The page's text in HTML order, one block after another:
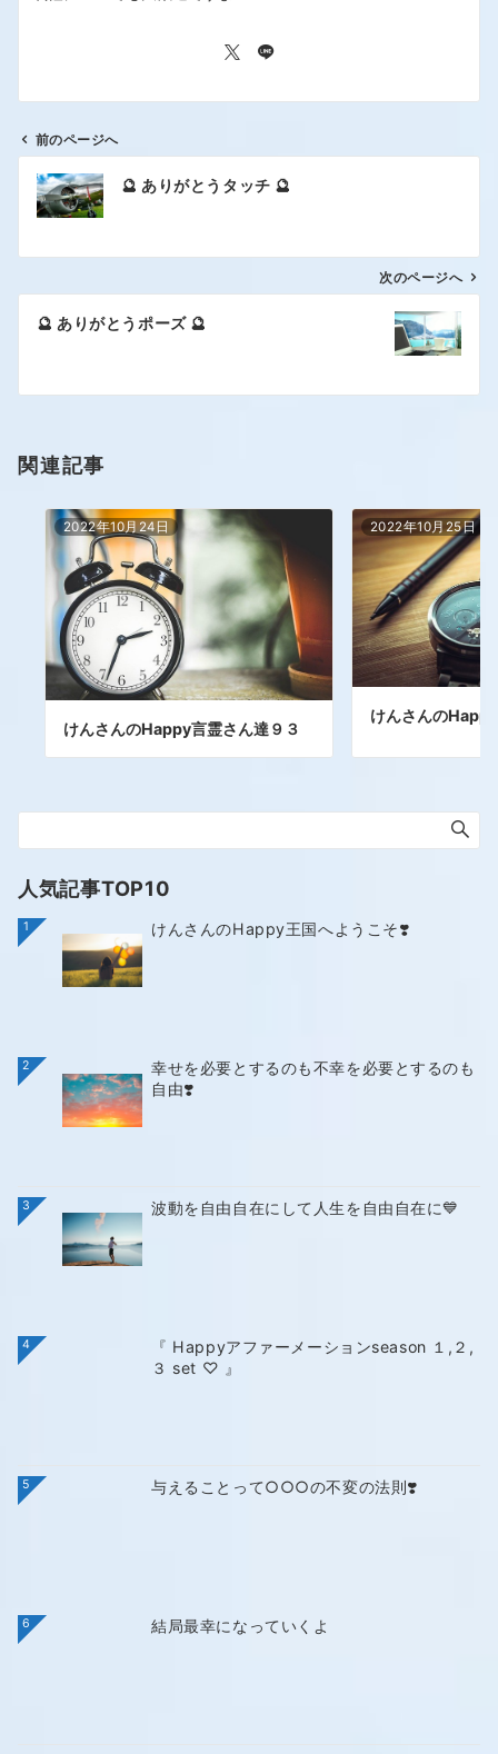
前のページへ
🔮 ありがとうタッチ 🔮
次のページへ
🔮 ありがとうポーズ 🔮
関連記事
2022年10月24日
けんさんのHappy言霊さん達９３
2022年10月25日
けんさんの
人気記事TOP10
1 けんさんのHappy王国へようこそ❣️
2
幸せを必要とするのも不幸を必要とするのも
自由❣️
3 波動を自由自在にして人生を自由自在に💙
4
『 Happyアファーメーションseason １,２,
３ set ♡ 』
5 与えることって○○○の不変の法則❣️
6 結局最幸になっていくよ